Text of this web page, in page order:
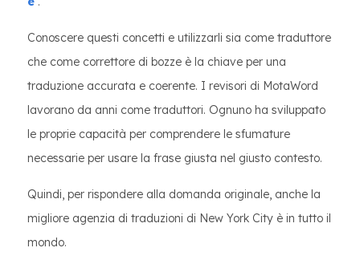
Conoscere questi concetti e utilizzarli sia come traduttore
che come correttore di bozze è la chiave per una
traduzione accurata e coerente. I revisori di MotaWord
lavorano da anni come traduttori. Ognuno ha sviluppato
le proprie capacità per comprendere le sfumature
necessarie per usare la frase giusta nel giusto contesto.
Quindi, per rispondere alla domanda originale, anche la
migliore agenzia di traduzioni di New York City è in tutto il
mondo.